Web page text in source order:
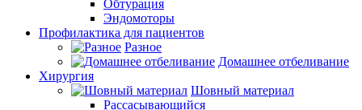
Обтурация
Эндомоторы
Профилактика для пациентов
Разное
Домашнее отбеливание
Хирургия
Шовный материал
Рассасывающийся